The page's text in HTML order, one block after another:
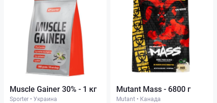
Muscle Gainer 30% - 1 кг
Sporter • Украина
Mutant Mass - 6800 г
Mutant • Канада